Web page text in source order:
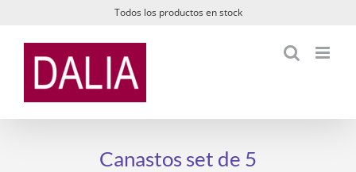
contenido
Todos los productos en stock
Canastos set de 5